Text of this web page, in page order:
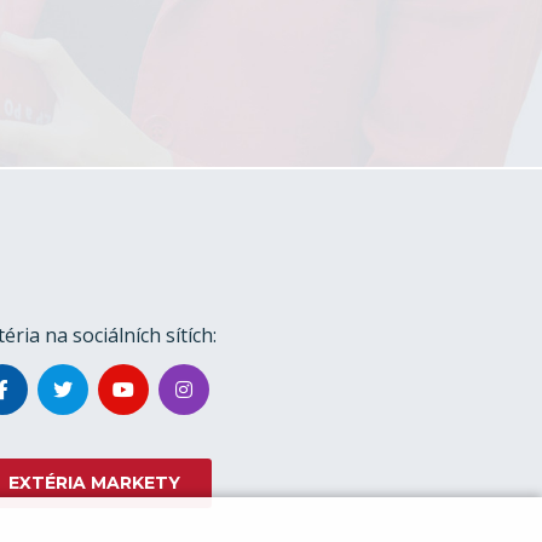
na sociálních sítích:
EXTÉRIA MARKETY